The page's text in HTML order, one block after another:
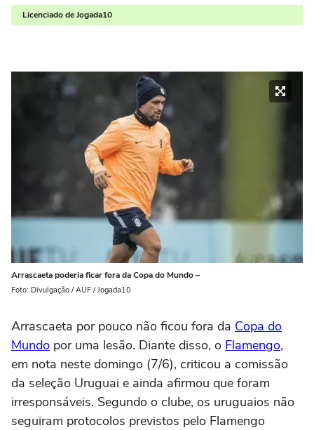
Licenciado de Jogada10
Arrascaeta poderia ficar fora da Copa do Mundo –
Foto: Divulgação / AUF / Jogada10
Arrascaeta por pouco não ficou fora da Copa do
Mundo por uma lesão. Diante disso, o Flamengo,
em nota neste domingo (7/6), criticou a comissão
da seleção Uruguai e ainda afirmou que foram
irresponsáveis. Segundo o clube, os uruguaios não
seguiram protocolos previstos pelo Flamengo